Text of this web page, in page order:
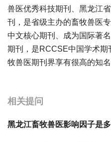
兽医优秀科技期刊、黑龙江
刊，是省级主办的畜牧兽医
中文核心期刊、成为国际著
期刊，是RCCSE中国学术
牧兽医期刊界享有很高的知
相关提问
黑龙江畜牧兽医影响因子是